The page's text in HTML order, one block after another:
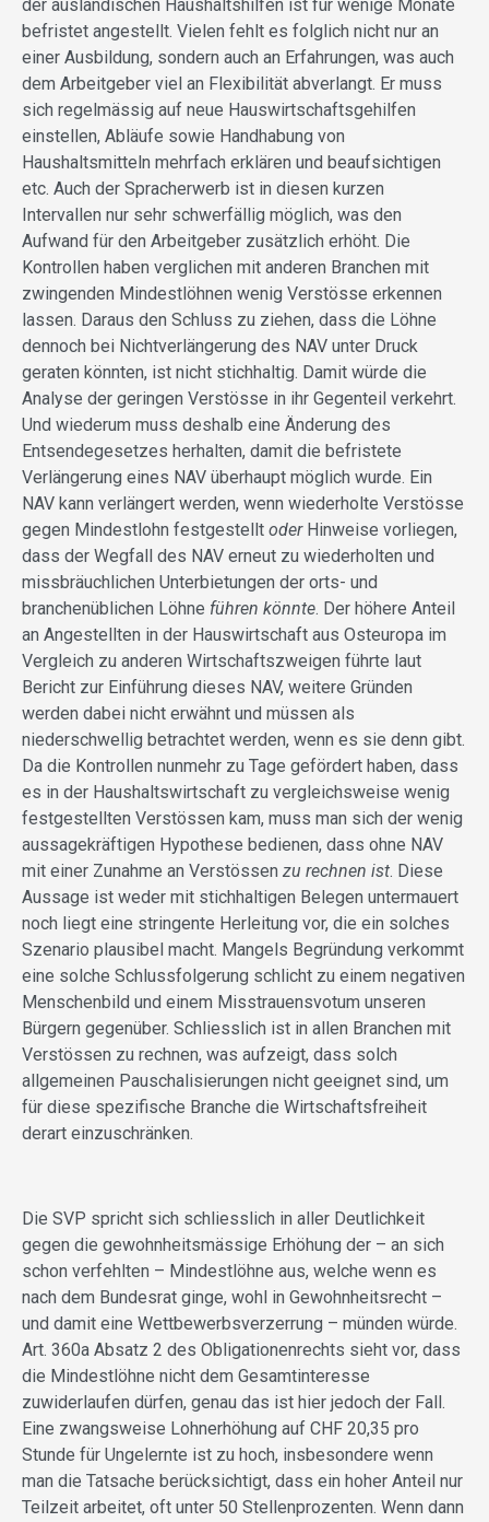
der ausländischen Haushaltshilfen ist für wenige Monate
befristet angestellt. Vielen fehlt es folglich nicht nur an
einer Ausbildung, sondern auch an Erfahrungen, was auch
dem Arbeitgeber viel an Flexibilität abverlangt. Er muss
sich regelmässig auf neue Hauswirtschaftsgehilfen
einstellen, Abläufe sowie Handhabung von
Haushaltsmitteln mehrfach erklären und beaufsichtigen
etc. Auch der Spracherwerb ist in diesen kurzen
Intervallen nur sehr schwerfällig möglich, was den
Aufwand für den Arbeitgeber zusätzlich erhöht. Die
Kontrollen haben verglichen mit anderen Branchen mit
zwingenden Mindestlöhnen wenig Verstösse erkennen
lassen. Daraus den Schluss zu ziehen, dass die Löhne
dennoch bei Nichtverlängerung des NAV unter Druck
geraten könnten, ist nicht stichhaltig. Damit würde die
Analyse der geringen Verstösse in ihr Gegenteil verkehrt.
Und wiederum muss deshalb eine Änderung des
Entsendegesetzes herhalten, damit die befristete
Verlängerung eines NAV überhaupt möglich wurde. Ein
NAV kann verlängert werden, wenn wiederholte Verstösse
gegen Mindestlohn festgestellt oderHinweise vorliegen,
dass der Wegfall des NAV erneut zu wiederholten und
missbräuchlichen Unterbietungen der orts- und
branchenüblichen Löhne führen könnte. Der höhere Anteil
an Angestellten in der Hauswirtschaft aus Osteuropa im
Vergleich zu anderen Wirtschaftszweigen führte laut
Bericht zur Einführung dieses NAV, weitere Gründen
werden dabei nicht erwähnt und müssen als
niederschwellig betrachtet werden, wenn es sie denn gibt.
Da die Kontrollen nunmehr zu Tage gefördert haben, dass
es in der Haushaltswirtschaft zu vergleichsweise wenig
festgestellten Verstössen kam, muss man sich der wenig
aussagekräftigen Hypothese bedienen, dass ohne NAV
mit einer Zunahme an Verstössen zu rechnen ist. Diese
Aussage ist weder mit stichhaltigen Belegen untermauert
noch liegt eine stringente Herleitung vor, die ein solches
Szenario plausibel macht. Mangels Begründung verkommt
eine solche Schlussfolgerung schlicht zu einem negativen
Menschenbild und einem Misstrauensvotum unseren
Bürgern gegenüber. Schliesslich ist in allen Branchen mit
Verstössen zu rechnen, was aufzeigt, dass solch
allgemeinen Pauschalisierungen nicht geeignet sind, um
für diese spezifische Branche die Wirtschaftsfreiheit
derart einzuschränken.
Die SVP spricht sich schliesslich in aller Deutlichkeit
gegen die gewohnheitsmässige Erhöhung der – an sich
schon verfehlten – Mindestlöhne aus, welche wenn es
nach dem Bundesrat ginge, wohl in Gewohnheitsrecht –
und damit eine Wettbewerbsverzerrung – münden würde.
Art. 360a Absatz 2 des Obligationenrechts sieht vor, dass
die Mindestlöhne nicht dem Gesamtinteresse
zuwiderlaufen dürfen, genau das ist hier jedoch der Fall.
Eine zwangsweise Lohnerhöhung auf CHF 20,35 pro
Stunde für Ungelernte ist zu hoch, insbesondere wenn
man die Tatsache berücksichtigt, dass ein hoher Anteil nur
Teilzeit arbeitet, oft unter 50 Stellenprozenten. Wenn dann